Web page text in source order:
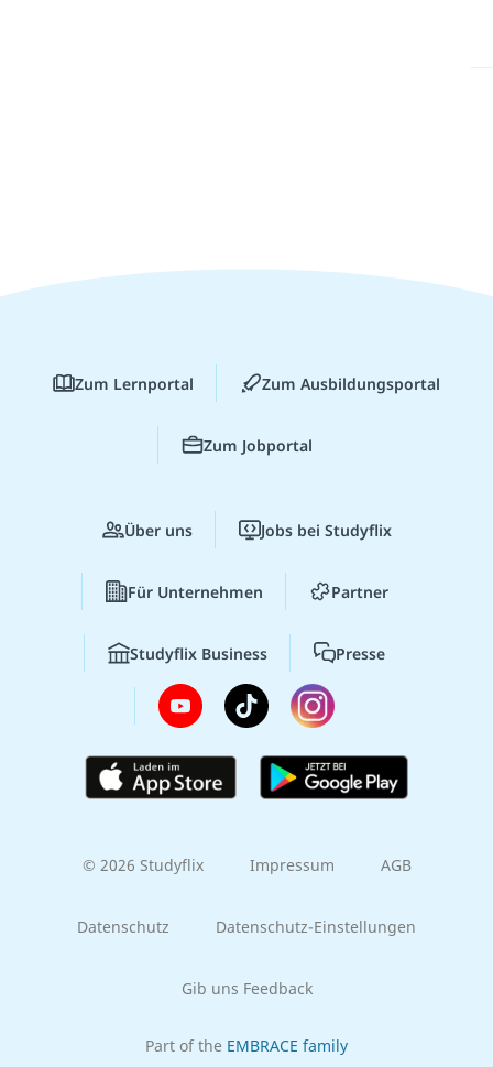
Zum Lernportal Zum Ausbildungsportal
Zum Jobportal
Über uns Jobs bei Studyflix
Für Unternehmen Partner
Studyflix Business Presse
© 2026 Studyflix Impressum AGB
Datenschutz Datenschutz-Einstellungen
Gib uns Feedback
Part of the EMBRACE family